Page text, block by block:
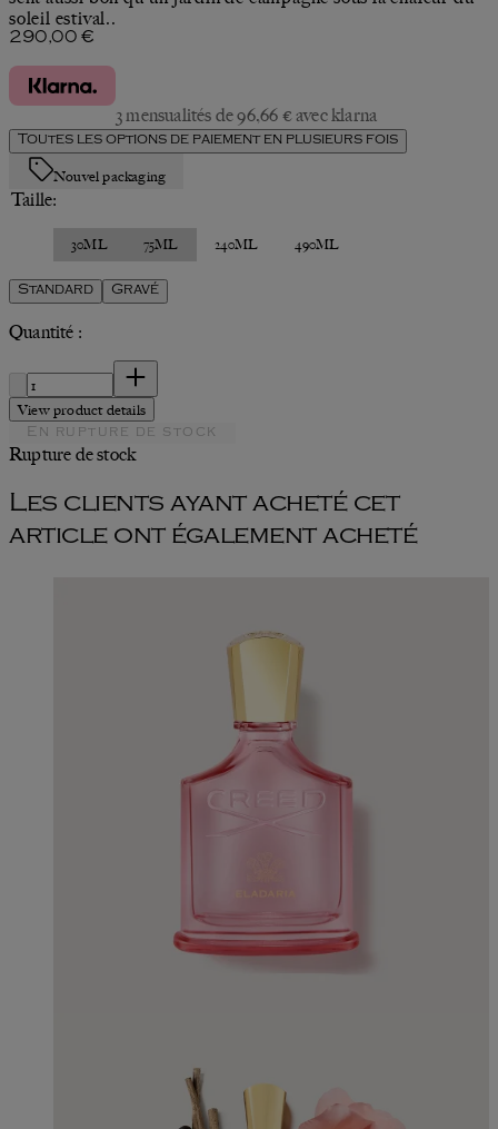
soleil estival..
Prix actuel : 290,00 €.
290,00 €
3 mensualités de 96,66 € avec klarna
Toutes les options de paiement en plusieurs fois
Nouvel packaging
Taille:
30ML 75ML 240ML 490ML
Standard Gravé
Quantité :
Quantité :
View product details
En rupture de stock
Rupture de stock
Les clients ayant acheté cet
article ont également acheté